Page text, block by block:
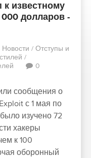
известному
долларов -
Новости / Отступы и
/
0
сообщения о
с 1 мая по
изучено 72
хакеры
к 100
оборонный